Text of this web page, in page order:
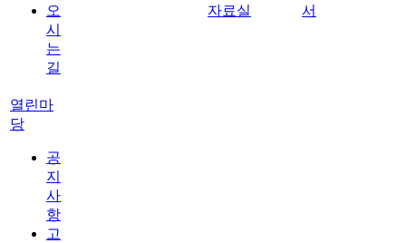
오
시
는
길
자료실
서
열린마
당
공
지
사
항
고